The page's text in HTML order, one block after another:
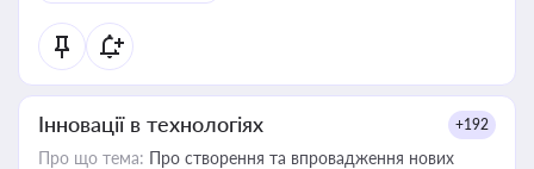
Інновації в технологіях +192
Про що тема: Про створення та впровадження нових